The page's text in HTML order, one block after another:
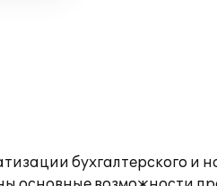
бухгалтерского и